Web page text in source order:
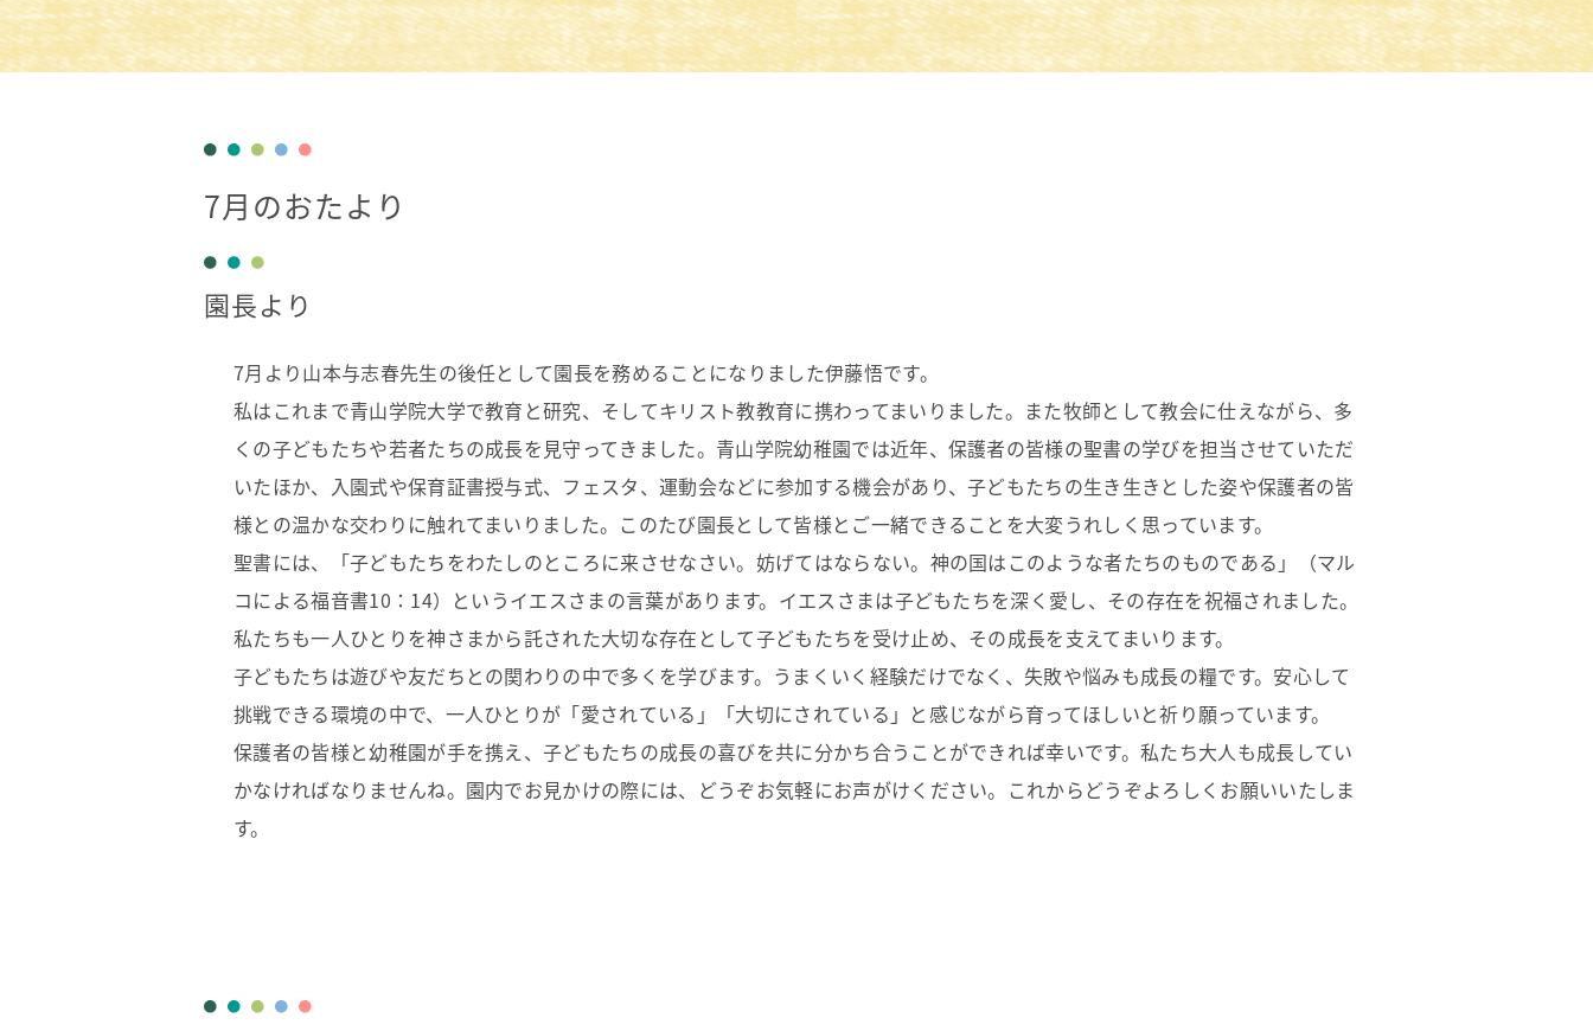
7月のおたより
園長より
7月より山本与志春先生の後任として園長を務めることになりました伊藤悟です。
私はこれまで青山学院大学で教育と研究、そしてキリスト教教育に携わってまいりました。また牧師として教会に仕えながら、多
くの子どもたちや若者たちの成長を見守ってきました。青山学院幼稚園では近年、保護者の皆様の聖書の学びを担当させていただ
いたほか、入園式や保育証書授与式、フェスタ、運動会などに参加する機会があり、子どもたちの生き生きとした姿や保護者の皆
様との温かな交わりに触れてまいりました。このたび園長として皆様とご一緒できることを大変うれしく思っています。
聖書には、「子どもたちをわたしのところに来させなさい。妨げてはならない。神の国はこのような者たちのものである」（マル
コによる福音書10：14）というイエスさまの言葉があります。イエスさまは子どもたちを深く愛し、その存在を祝福されました。
私たちも一人ひとりを神さまから託された大切な存在として子どもたちを受け止め、その成長を支えてまいります。
子どもたちは遊びや友だちとの関わりの中で多くを学びます。うまくいく経験だけでなく、失敗や悩みも成長の糧です。安心して
挑戦できる環境の中で、一人ひとりが「愛されている」「大切にされている」と感じながら育ってほしいと祈り願っています。
保護者の皆様と幼稚園が手を携え、子どもたちの成長の喜びを共に分かち合うことができれば幸いです。私たち大人も成長してい
かなければなりませんね。園内でお見かけの際には、どうぞお気軽にお声がけください。これからどうぞよろしくお願いいたしま
す。